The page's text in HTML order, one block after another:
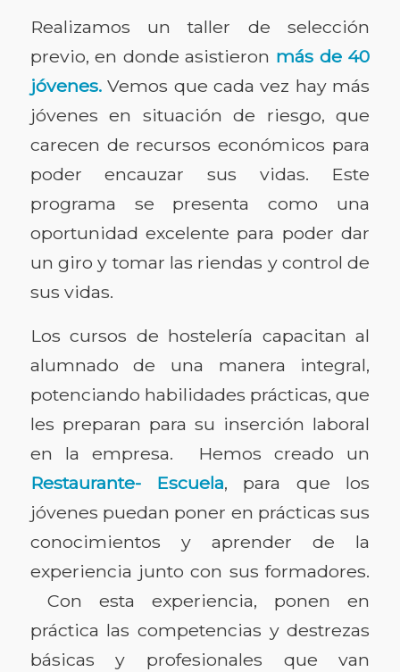
Realizamos un taller de selección
previo, en donde asistieron más de 40
jóvenes.Vemos que cada vez hay más
jóvenes en situación de riesgo, que
carecen de recursos económicos para
poder encauzar sus vidas. Este
programa se presenta como una
oportunidad excelente para poder dar
un giro y tomar las riendas y control de
sus vidas.
Los cursos de hostelería capacitan al
alumnado de una manera integral,
potenciando habilidades prácticas, que
les preparan para su inserción laboral
en la empresa. Hemos creado un
Restaurante- Escuela, para que los
jóvenes puedan poner en prácticas sus
conocimientos y aprender de la
experiencia junto con sus formadores.
Con esta experiencia, ponen en
práctica las competencias y destrezas
básicas y profesionales que van